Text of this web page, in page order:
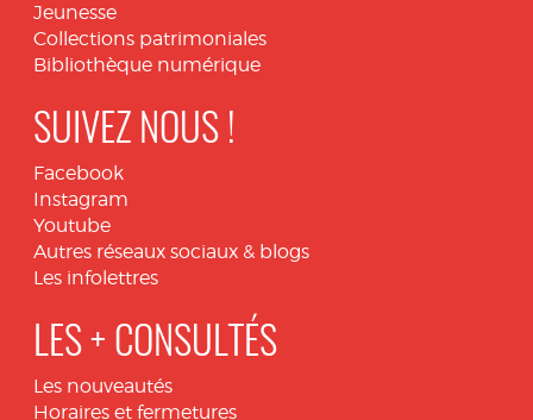
Jeunesse
Collections patrimoniales
Bibliothèque numérique
SUIVEZ NOUS !
Facebook
Instagram
Youtube
Autres réseaux sociaux & blogs
Les infolettres
LES + CONSULTÉS
Les nouveautés
Horaires et fermetures